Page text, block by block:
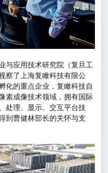
与应用技术研究院（复旦工
察了上海复瞰科技有限公
化的重点企业，复瞰科技自
素成像技术领域，拥有国际
处理、显示、交互平台技
到曹健林部长的关怀与支